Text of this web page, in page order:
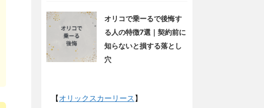
オリコで乗ーるで後悔す
る人の特徴7選｜契約前に
知らないと損する落とし
穴
【オリックスカーリース 】